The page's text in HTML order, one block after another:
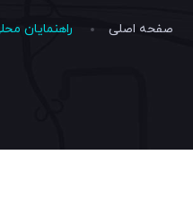
صفحه اصلی راهنمایان